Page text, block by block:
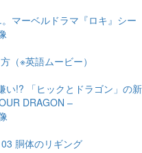
マーベルドラマ『ロキ』シー
（※英語ムービー）
い!? 「ヒックとドラゴン」の新
DRAGON –
胴体のリギング